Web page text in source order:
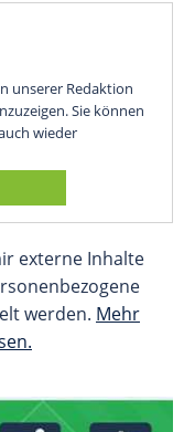
unserer Redaktion
Sie können
wieder
externe Inhalte
werden. Mehr